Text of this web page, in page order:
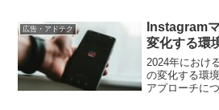
告戦略を構築
ます。
広告・アドテク
Instagram
変化する環
2024年におけ
の変化する環
アプローチに